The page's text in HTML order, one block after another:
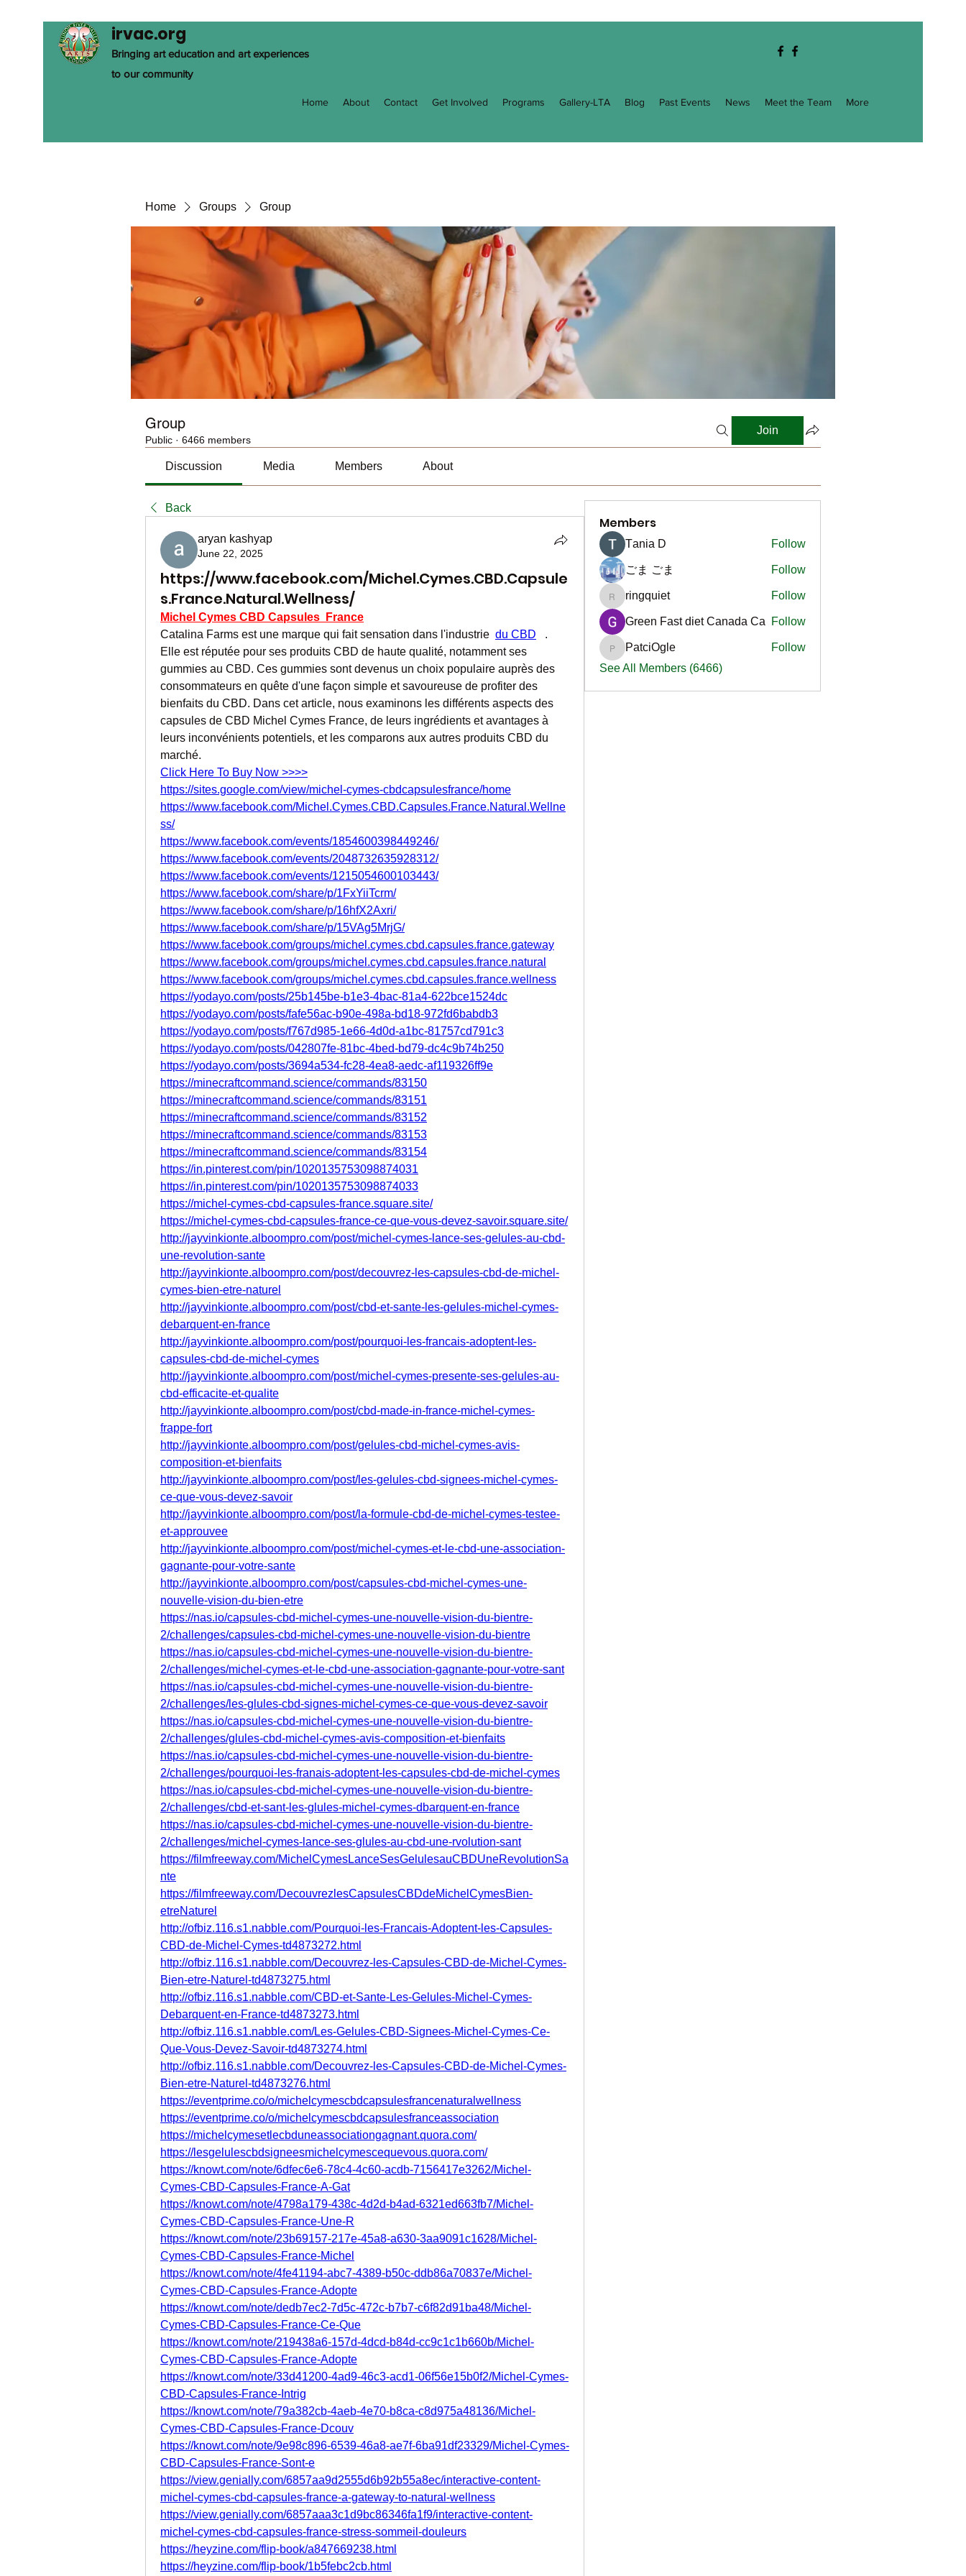
irvac.org
Bringing art education and art experiences
to our community
Home About Contact Get Involved Programs Gallery-LTA Blog Past Events News Meet the Team More
Home Groups Group
Group
Public · 6466 members
Join
Discussion Media Members About
Back
aryan kashyap
June 22, 2025
https://www.facebook.com/Michel.Cymes.CBD.Capsule
s.France.Natural.Wellness/
Michel Cymes CBD Capsules  France
Catalina Farms est une marque qui fait sensation dans l'industrie du CBD .
Elle est réputée pour ses produits CBD de haute qualité, notamment ses
gummies au CBD. Ces gummies sont devenus un choix populaire auprès des
consommateurs en quête d'une façon simple et savoureuse de profiter des
bienfaits du CBD. Dans cet article, nous examinons les différents aspects des
capsules de CBD Michel Cymes France, de leurs ingrédients et avantages à
leurs inconvénients potentiels, et les comparons aux autres produits CBD du
marché.
Click Here To Buy Now >>>>
https://sites.google.com/view/michel-cymes-cbdcapsulesfrance/home
https://www.facebook.com/Michel.Cymes.CBD.Capsules.France.Natural.Wellne
ss/
https://www.facebook.com/events/1854600398449246/
https://www.facebook.com/events/2048732635928312/
https://www.facebook.com/events/1215054600103443/
https://www.facebook.com/share/p/1FxYiiTcrm/
https://www.facebook.com/share/p/16hfX2Axri/
https://www.facebook.com/share/p/15VAg5MrjG/
https://www.facebook.com/groups/michel.cymes.cbd.capsules.france.gateway
https://www.facebook.com/groups/michel.cymes.cbd.capsules.france.natural
https://www.facebook.com/groups/michel.cymes.cbd.capsules.france.wellness
https://yodayo.com/posts/25b145be-b1e3-4bac-81a4-622bce1524dc
https://yodayo.com/posts/fafe56ac-b90e-498a-bd18-972fd6babdb3
https://yodayo.com/posts/f767d985-1e66-4d0d-a1bc-81757cd791c3
https://yodayo.com/posts/042807fe-81bc-4bed-bd79-dc4c9b74b250
https://yodayo.com/posts/3694a534-fc28-4ea8-aedc-af119326ff9e
https://minecraftcommand.science/commands/83150
https://minecraftcommand.science/commands/83151
https://minecraftcommand.science/commands/83152
https://minecraftcommand.science/commands/83153
https://minecraftcommand.science/commands/83154
https://in.pinterest.com/pin/1020135753098874031
https://in.pinterest.com/pin/1020135753098874033
https://michel-cymes-cbd-capsules-france.square.site/
https://michel-cymes-cbd-capsules-france-ce-que-vous-devez-savoir.square.site/
http://jayvinkionte.alboompro.com/post/michel-cymes-lance-ses-gelules-au-cbd-
une-revolution-sante
http://jayvinkionte.alboompro.com/post/decouvrez-les-capsules-cbd-de-michel-
cymes-bien-etre-naturel
http://jayvinkionte.alboompro.com/post/cbd-et-sante-les-gelules-michel-cymes-
debarquent-en-france
http://jayvinkionte.alboompro.com/post/pourquoi-les-francais-adoptent-les-
capsules-cbd-de-michel-cymes
http://jayvinkionte.alboompro.com/post/michel-cymes-presente-ses-gelules-au-
cbd-efficacite-et-qualite
http://jayvinkionte.alboompro.com/post/cbd-made-in-france-michel-cymes-
frappe-fort
http://jayvinkionte.alboompro.com/post/gelules-cbd-michel-cymes-avis-
composition-et-bienfaits
http://jayvinkionte.alboompro.com/post/les-gelules-cbd-signees-michel-cymes-
ce-que-vous-devez-savoir
http://jayvinkionte.alboompro.com/post/la-formule-cbd-de-michel-cymes-testee-
et-approuvee
http://jayvinkionte.alboompro.com/post/michel-cymes-et-le-cbd-une-association-
gagnante-pour-votre-sante
http://jayvinkionte.alboompro.com/post/capsules-cbd-michel-cymes-une-
nouvelle-vision-du-bien-etre
https://nas.io/capsules-cbd-michel-cymes-une-nouvelle-vision-du-bientre-
2/challenges/capsules-cbd-michel-cymes-une-nouvelle-vision-du-bientre
https://nas.io/capsules-cbd-michel-cymes-une-nouvelle-vision-du-bientre-
2/challenges/michel-cymes-et-le-cbd-une-association-gagnante-pour-votre-sant
https://nas.io/capsules-cbd-michel-cymes-une-nouvelle-vision-du-bientre-
2/challenges/les-glules-cbd-signes-michel-cymes-ce-que-vous-devez-savoir
https://nas.io/capsules-cbd-michel-cymes-une-nouvelle-vision-du-bientre-
2/challenges/glules-cbd-michel-cymes-avis-composition-et-bienfaits
https://nas.io/capsules-cbd-michel-cymes-une-nouvelle-vision-du-bientre-
2/challenges/pourquoi-les-franais-adoptent-les-capsules-cbd-de-michel-cymes
https://nas.io/capsules-cbd-michel-cymes-une-nouvelle-vision-du-bientre-
2/challenges/cbd-et-sant-les-glules-michel-cymes-dbarquent-en-france
https://nas.io/capsules-cbd-michel-cymes-une-nouvelle-vision-du-bientre-
2/challenges/michel-cymes-lance-ses-glules-au-cbd-une-rvolution-sant
https://filmfreeway.com/MichelCymesLanceSesGelulesauCBDUneRevolutionSa
nte
https://filmfreeway.com/DecouvrezlesCapsulesCBDdeMichelCymesBien-
etreNaturel
http://ofbiz.116.s1.nabble.com/Pourquoi-les-Francais-Adoptent-les-Capsules-
CBD-de-Michel-Cymes-td4873272.html
http://ofbiz.116.s1.nabble.com/Decouvrez-les-Capsules-CBD-de-Michel-Cymes-
Bien-etre-Naturel-td4873275.html
http://ofbiz.116.s1.nabble.com/CBD-et-Sante-Les-Gelules-Michel-Cymes-
Debarquent-en-France-td4873273.html
http://ofbiz.116.s1.nabble.com/Les-Gelules-CBD-Signees-Michel-Cymes-Ce-
Que-Vous-Devez-Savoir-td4873274.html
http://ofbiz.116.s1.nabble.com/Decouvrez-les-Capsules-CBD-de-Michel-Cymes-
Bien-etre-Naturel-td4873276.html
https://eventprime.co/o/michelcymescbdcapsulesfrancenaturalwellness
https://eventprime.co/o/michelcymescbdcapsulesfranceassociation
https://michelcymesetlecbduneassociationgagnant.quora.com/
https://lesgelulescbdsigneesmichelcymescequevous.quora.com/
https://knowt.com/note/6dfec6e6-78c4-4c60-acdb-7156417e3262/Michel-
Cymes-CBD-Capsules-France-A-Gat
https://knowt.com/note/4798a179-438c-4d2d-b4ad-6321ed663fb7/Michel-
Cymes-CBD-Capsules-France-Une-R
https://knowt.com/note/23b69157-217e-45a8-a630-3aa9091c1628/Michel-
Cymes-CBD-Capsules-France-Michel
https://knowt.com/note/4fe41194-abc7-4389-b50c-ddb86a70837e/Michel-
Cymes-CBD-Capsules-France-Adopte
https://knowt.com/note/dedb7ec2-7d5c-472c-b7b7-c6f82d91ba48/Michel-
Cymes-CBD-Capsules-France-Ce-Que
https://knowt.com/note/219438a6-157d-4dcd-b84d-cc9c1c1b660b/Michel-
Cymes-CBD-Capsules-France-Adopte
https://knowt.com/note/33d41200-4ad9-46c3-acd1-06f56e15b0f2/Michel-Cymes-
CBD-Capsules-France-Intrig
https://knowt.com/note/79a382cb-4aeb-4e70-b8ca-c8d975a48136/Michel-
Cymes-CBD-Capsules-France-Dcouv
https://knowt.com/note/9e98c896-6539-46a8-ae7f-6ba91df23329/Michel-Cymes-
CBD-Capsules-France-Sont-e
https://view.genially.com/6857aa9d2555d6b92b55a8ec/interactive-content-
michel-cymes-cbd-capsules-france-a-gateway-to-natural-wellness
https://view.genially.com/6857aaa3c1d9bc86346fa1f9/interactive-content-
michel-cymes-cbd-capsules-france-stress-sommeil-douleurs
https://heyzine.com/flip-book/a847669238.html
https://heyzine.com/flip-book/1b5febc2cb.html
Members
Тania D Follow
ごま ごま Follow
ringquiet
ringquiet Follow
Green Fast diet Canada Ca Follow
PatciOgle
PatciOgle
Follow
See All Members (6466)